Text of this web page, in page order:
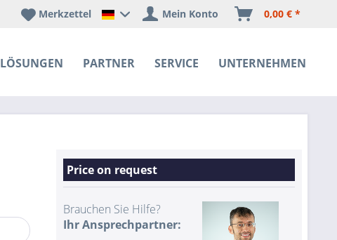
LÖSUNGEN PARTNER SERVICE UNTERNEHMEN
Happyware Deutschland
Merkzettel Mein Konto 0,00 € *
Price on request
Brauchen Sie Hilfe?
Ihr Ansprechpartner: